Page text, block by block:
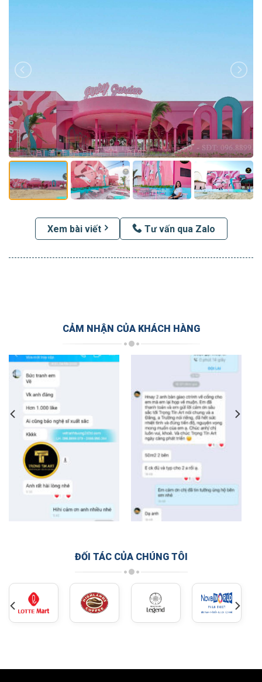
Xem bài viết Tư vấn qua Zalo
CẢM NHẬN CỦA KHÁCH HÀNG
ĐỐI TÁC CỦA CHÚNG TÔI